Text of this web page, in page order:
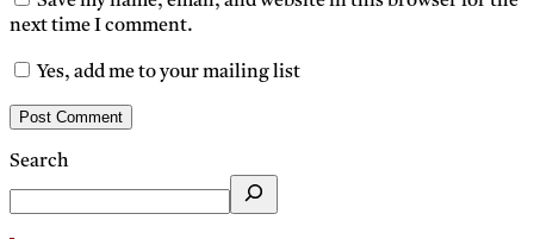
next time I comment.
Yes, add me to your mailing list
Search